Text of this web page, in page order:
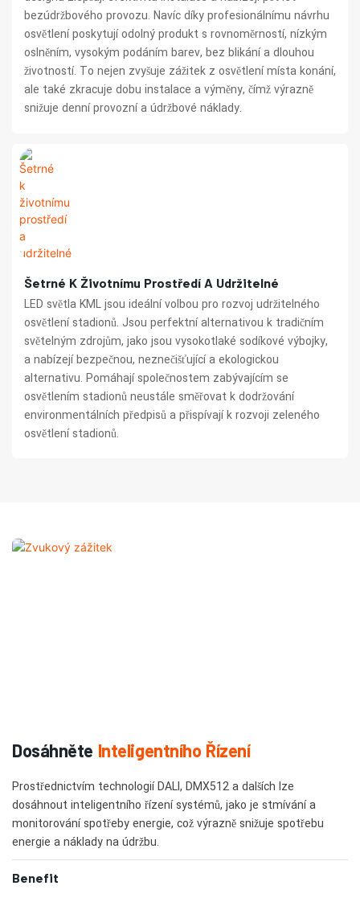
bezúdržbového provozu. Navíc díky profesionálnímu návrhu
osvětlení poskytují odolný produkt s rovnoměrností, nízkým
oslněním, vysokým podáním barev, bez blikání a dlouhou
životností. To nejen zvyšuje zážitek z osvětlení místa konání,
ale také zkracuje dobu instalace a výměny, čímž výrazně
snižuje denní provozní a údržbové náklady.
Šetrné K Životnímu Prostředí A Udržitelné
LED světla KML jsou ideální volbou pro rozvoj udržitelného
osvětlení stadionů. Jsou perfektní alternativou k tradičním
světelným zdrojům, jako jsou vysokotlaké sodíkové výbojky,
a nabízejí bezpečnou, neznečišťující a ekologickou
alternativu. Pomáhají společnostem zabývajícím se
osvětlením stadionů neustále směřovat k dodržování
environmentálních předpisů a přispívají k rozvoji zeleného
osvětlení stadionů.
Dosáhněte Inteligentního Řízení
Prostřednictvím technologií DALI, DMX512 a dalších lze
dosáhnout inteligentního řízení systémů, jako je stmívání a
monitorování spotřeby energie, což výrazně snižuje spotřebu
energie a náklady na údržbu.
Benefit